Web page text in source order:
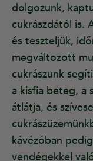
dolgozunk,
cukrászdától is.
és teszteljük,
megváltozott
cukrászunk
a kisfia beteg, a
átlátja, és
kávézóban
vendégekkel